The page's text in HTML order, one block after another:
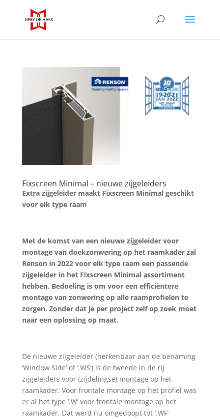
Fixscreen Minimal – nieuwe zijgeleiders
Extra zijgeleider maakt Fixscreen Minimal geschikt
voor elk type raam
Met de komst van een nieuwe zijgeleider voor
montage van doekzonwering op het raamkader zal
Renson in 2022 voor elk type raam een passende
zijgeleider in het Fixscreen Minimal assortiment
hebben. Bedoeling is om voor een efficiëntere
montage van zonwering op alle raamprofielen te
zorgen. Zonder dat je per project zelf op zoek moet
naar een oplossing op maat.
De nieuwe zijgeleider (herkenbaar aan de benaming
‘Window Side’ of ‘.WS’) is de tweede in de rij
zijgeleiders voor (zijdelingse) montage op het
raamkader. Voor frontale montage op het profiel was
er al het type ‘.W’ voor frontale montage op het
raamkader. Dat werd nu omgedoopt tot ‘.WF’